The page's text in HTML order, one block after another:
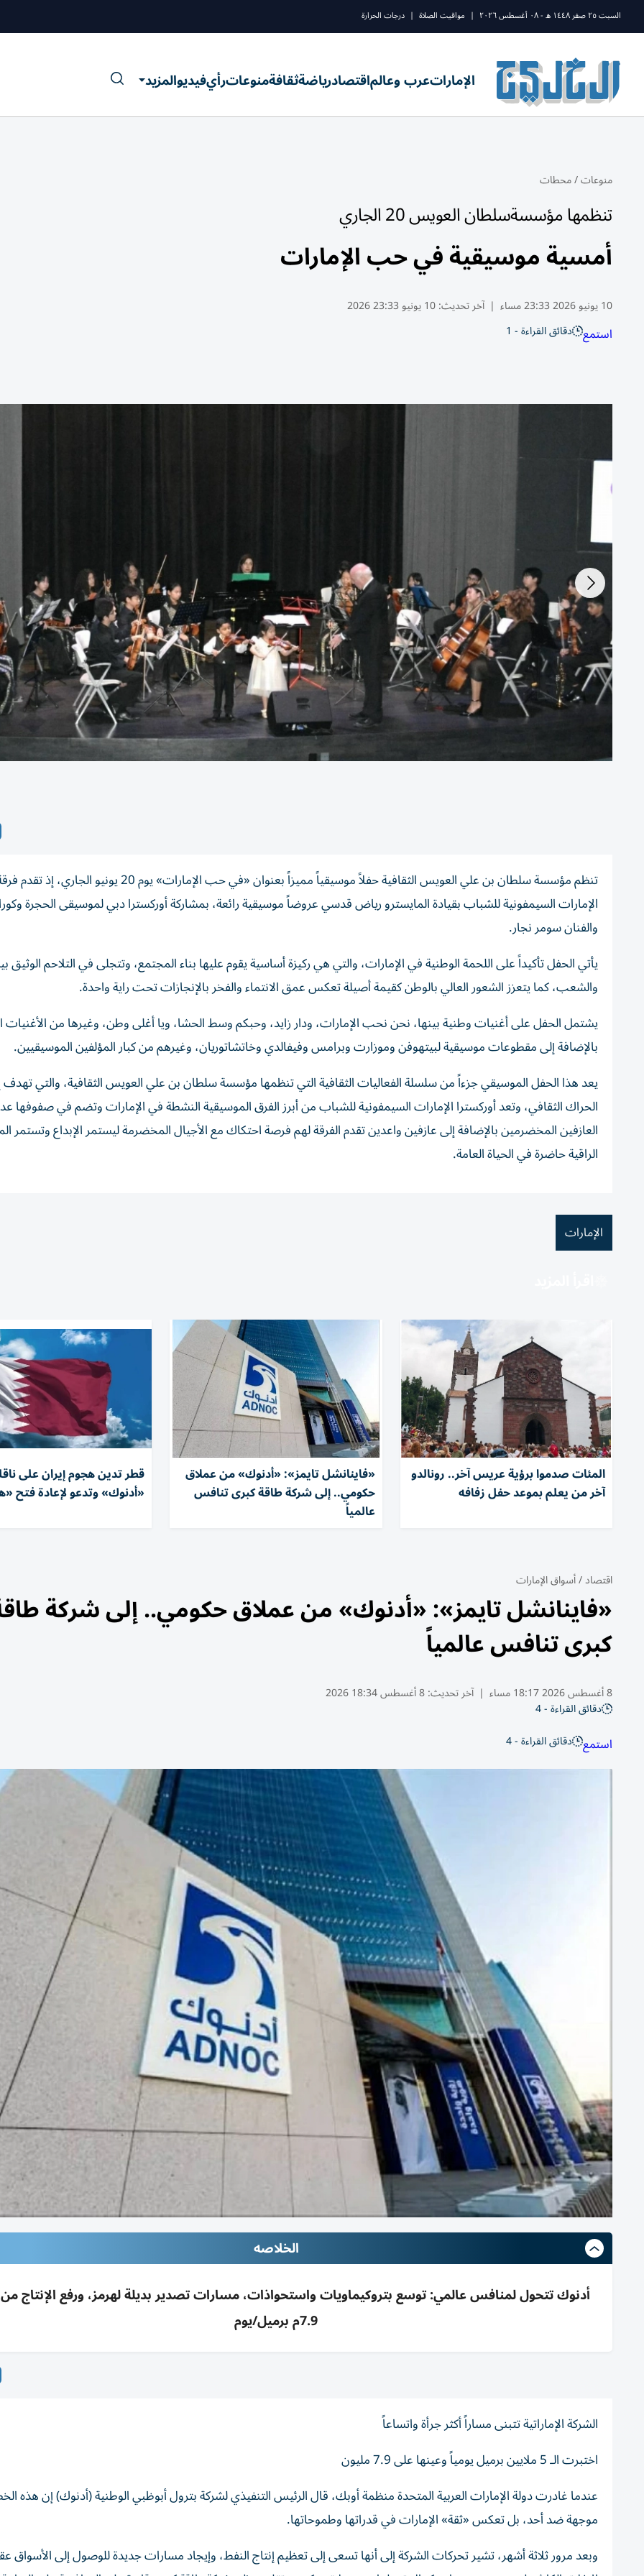
السبت ٢٥ صفر ١٤٤٨ ه - ٠٨ أغسطس ٢٠٢٦ | مواقيت الصلاة | درجات الحرارة
الإماراتعرب وعالماقتصادرياضةثقافةمنوعاترأيفيديوالمزيد
منوعات/محطات
تنظمها مؤسسةسلطان العويس 20 الجاري
أمسية موسيقية في حب الإمارات
10 يونيو 2026 23:33 مساء | آخر تحديث:10 يونيو 23:33 2026
استمع دقائق القراءة - 1
تنظم مؤسسة سلطان بن علي العويس الثقافية حفلاً موسيقياً مميزاً بعنوان «في حب الإمارات»
الإمارات السيمفونية للشباب بقيادة المايسترو رياض قدسي عروضاً موسيقية رائعة، بمشاركة أوركسترا دبي لموسيقى الحجرة
والفنان سومر نجار.
يأتي الحفل تأكيداً على اللحمة الوطنية في الإمارات، والتي هي ركيزة أساسية يقوم عليها بناء المجتمع، وتتجلى في التلاحم الوثيق
والشعب، كما يتعزز الشعور العالي بالوطن كقيمة أصيلة تعكس عمق الانتماء والفخر بالإنجازات تحت راية واحدة.
يشتمل الحفل على أغنيات وطنية بينها، نحن نحب الإمارات، ودار زايد، وحبكم وسط الحشا، ويا أغلى وطن، وغيرها من الأغنيات
بالإضافة إلى مقطوعات موسيقية لبيتهوفن وموزارت وبرامس وفيفالدي وخاتشاتوريان، وغيرهم من كبار المؤلفين الموسيقيين.
يعد هذا الحفل الموسيقي جزءاً من سلسلة الفعاليات الثقافية التي تنظمها مؤسسة سلطان بن علي العويس الثقافية، والتي تهدف
الحراك الثقافي، وتعد أوركسترا الإمارات السيمفونية للشباب من أبرز الفرق الموسيقية النشطة في الإمارات وتضم في صفوفها
العازفين المخضرمين بالإضافة إلى عازفين واعدين تقدم الفرقة لهم فرصة احتكاك مع الأجيال المخضرمة ليستمر الإبداع وتستمر
الراقية حاضرة في الحياة العامة.
الإمارات
المئات صدموا برؤية عريس آخر.. رونالدو
آخر من يعلم بموعد حفل زفافه
«فاينانشل تايمز»: «أدنوك» من عملاق
حكومي.. إلى شركة طاقة كبرى تنافس
عالمياً
قطر تدين هجوم إيران على
«أدنوك» وتدعو لإعادة فتح
اقتصاد/أسواق الإمارات
«فاينانشل تايمز»: «أدنوك» من عملاق حكومي.. إلى شركة
كبرى تنافس عالمياً
8 أغسطس 2026 18:17 مساء | آخر تحديث:8 أغسطس 18:34 2026
دقائق القراءة - 4
استمع دقائق القراءة - 4
الخلاصه
7.9م برميل/يوم
الشركة الإماراتية تتبنى مساراً أكثر جرأة واتساعاً
اختبرت الـ 5 ملايين برميل يومياً وعينها على 7.9 مليون
عندما غادرت دولة الإمارات العربية المتحدة منظمة أوبك، قال الرئيس التنفيذي لشركة بترول أبوظبي الوطنية (أدنوك) إن هذه
موجهة ضد أحد، بل تعكس «ثقة» الإمارات في قدراتها وطموحاتها.
وبعد مرور ثلاثة أشهر، تشير تحركات الشركة إلى أنها تسعى إلى تعظيم إنتاج النفط، وإيجاد مسارات جديدة للوصول إلى الأسواق